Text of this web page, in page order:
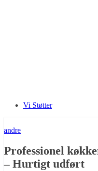
Vi Støtter
andre
Professionel
– Hurtigt udført